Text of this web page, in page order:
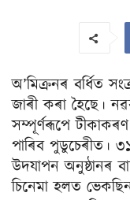
অ’মিক্ৰনৰ বৰ্ধিত
জাৰী কৰা হৈছে।
সম্পূৰ্ণৰূপে
পাৰিব পুডুচেৰীত।
উদযাপন অনুষ্ঠানৰ
চিনেমা হলত